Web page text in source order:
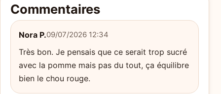
Commentaires
Nora P.09/07/2026 12:34
Très bon. Je pensais que ce serait trop sucré
avec la pomme mais pas du tout, ça équilibre
bien le chou rouge.